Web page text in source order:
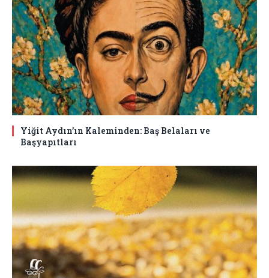
Yiğit Aydın’ın Kaleminden: Baş Belaları ve
Başyapıtları